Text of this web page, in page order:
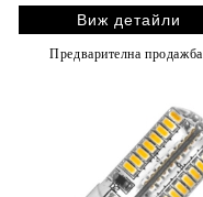
Виж детайли
Предварителна продажба